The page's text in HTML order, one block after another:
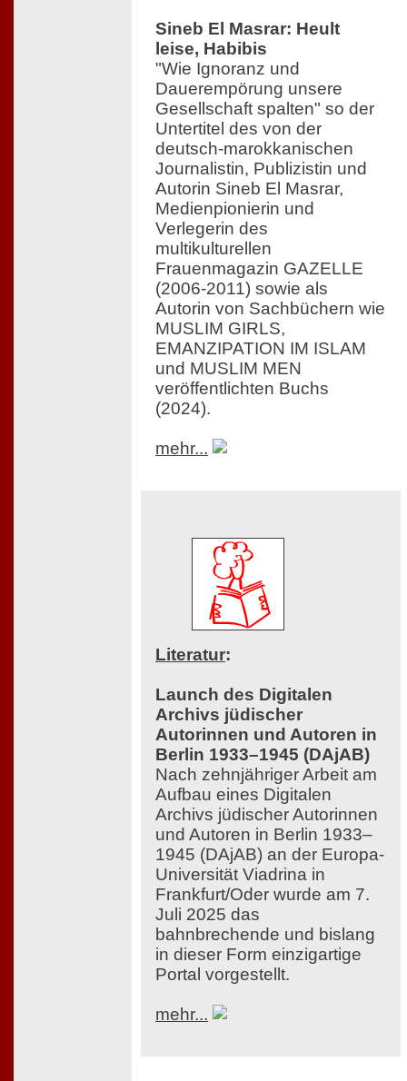
Sineb El Masrar: Heult
leise, Habibis
"Wie Ignoranz und
Dauerempörung unsere
Gesellschaft spalten" so der
Untertitel des von der
deutsch-marokkanischen
Journalistin, Publizistin und
Autorin Sineb El Masrar,
Medienpionierin und
Verlegerin des
multikulturellen
Frauenmagazin GAZELLE
(2006-2011) sowie als
Autorin von Sachbüchern wie
MUSLIM GIRLS,
EMANZIPATION IM ISLAM
und MUSLIM MEN
veröffentlichten Buchs
(2024).
mehr...
Literatur:
Launch des Digitalen
Archivs jüdischer
Autorinnen und Autoren in
Berlin 1933–1945 (DAjAB)
Nach zehnjähriger Arbeit am
Aufbau eines Digitalen
Archivs jüdischer Autorinnen
und Autoren in Berlin 1933–
1945 (DAjAB) an der Europa-
Universität Viadrina in
Frankfurt/Oder wurde am 7.
Juli 2025 das
bahnbrechende und bislang
in dieser Form einzigartige
Portal vorgestellt.
mehr...